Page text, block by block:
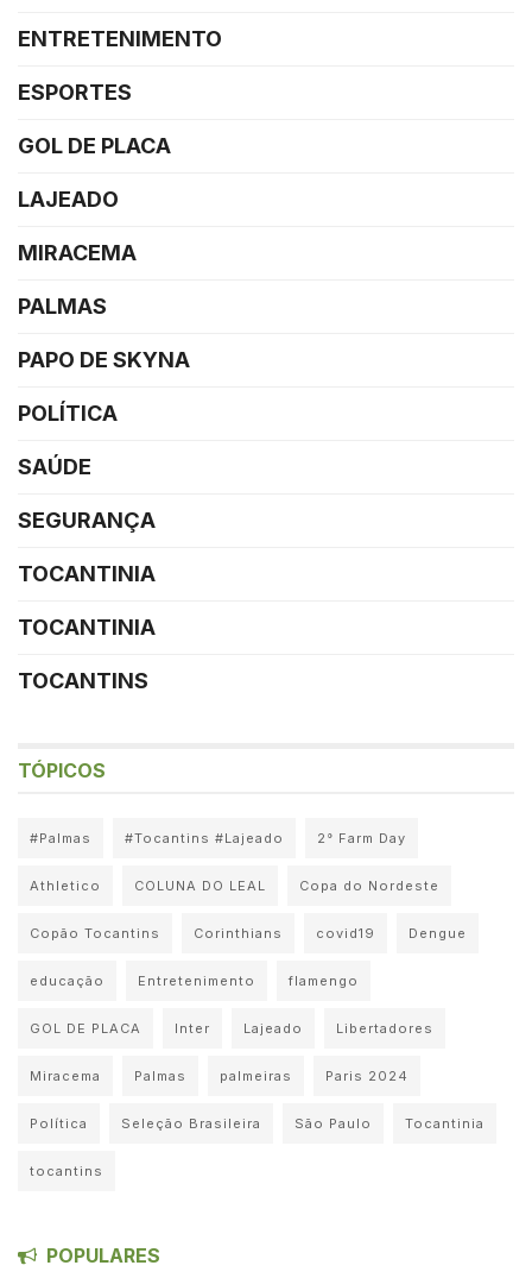
ENTRETENIMENTO
ESPORTES
GOL DE PLACA
LAJEADO
MIRACEMA
PALMAS
PAPO DE SKYNA
POLÍTICA
SAÚDE
SEGURANÇA
TOCANTINIA
TOCANTINIA
TOCANTINS
TÓPICOS
#Palmas #Tocantins #Lajeado 2° Farm Day
Athletico COLUNA DO LEAL Copa do Nordeste
Copão Tocantins Corinthians covid19 Dengue
educação Entretenimento flamengo
GOL DE PLACA Inter Lajeado Libertadores
Miracema Palmas palmeiras Paris 2024
Política Seleção Brasileira São Paulo Tocantinia
tocantins
POPULARES